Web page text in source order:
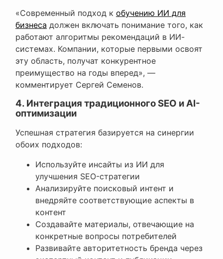
«Современный подход к обучению ИИ для
бизнеса должен включать понимание того, как
работают алгоритмы рекомендаций в ИИ-
системах. Компании, которые первыми освоят
эту область, получат конкурентное
преимущество на годы вперед», —
комментирует Сергей Семенов.
4. Интеграция традиционного SEO и AI-
оптимизации
Успешная стратегия базируется на синергии
обоих подходов:
Используйте инсайты из ИИ для
улучшения SEO-стратегии
Анализируйте поисковый интент и
внедряйте соответствующие аспекты в
контент
Создавайте материалы, отвечающие на
конкретные вопросы потребителей
Развивайте авторитетность бренда через